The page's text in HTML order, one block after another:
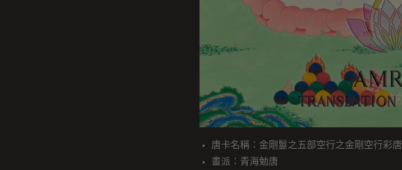
唐卡名稱：金剛鬘之五部空行之金剛空行彩唐
畫派：青海勉唐